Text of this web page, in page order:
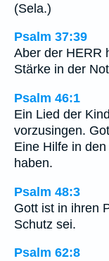
(Sela.)
Psalm 37:39
Aber der HERR
Stärke in der
Psalm 46:1
Ein Lied der
vorzusingen.
Eine Hilfe in
haben.
Psalm 48:3
Gott ist in ihren
Schutz sei.
Psalm 62:8